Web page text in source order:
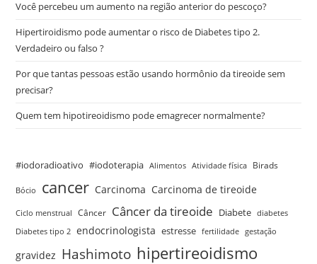
Você percebeu um aumento na região anterior do pescoço?
Hipertiroidismo pode aumentar o risco de Diabetes tipo 2.
Verdadeiro ou falso ?
Por que tantas pessoas estão usando hormônio da tireoide sem
precisar?
Quem tem hipotireoidismo pode emagrecer normalmente?
#iodoradioativo #iodoterapia Alimentos Atividade física Birads
Bócio cancer Carcinoma Carcinoma de tireoide
Ciclo menstrual Câncer Câncer da tireoide Diabete
diabetes
Diabetes tipo 2
endocrinologista estresse fertilidade gestação
gravidez Hashimoto hipertireoidismo